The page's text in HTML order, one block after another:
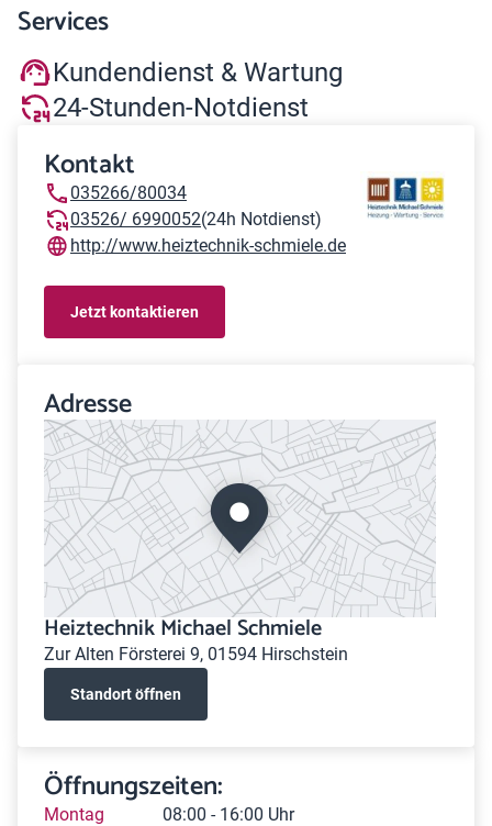
Services
Kundendienst & Wartung
24-Stunden-Notdienst
Kontakt
035266/80034
03526/ 6990052(24h Notdienst)
http://www.heiztechnik-schmiele.de
Jetzt kontaktieren
Adresse
Heiztechnik Michael Schmiele
Zur Alten Försterei 9, 01594 Hirschstein
Standort öffnen
Öffnungszeiten:
Montag
08:00 - 16:00 Uhr